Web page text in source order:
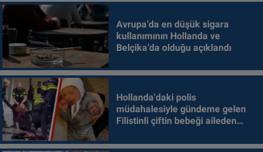
Avrupa’da en düşük sigara
kullanımının Hollanda ve
Belçika’da olduğu açıklandı
Hollanda'daki polis
müdahalesiyle gündeme gelen
Filistinli çiftin bebeği aileden